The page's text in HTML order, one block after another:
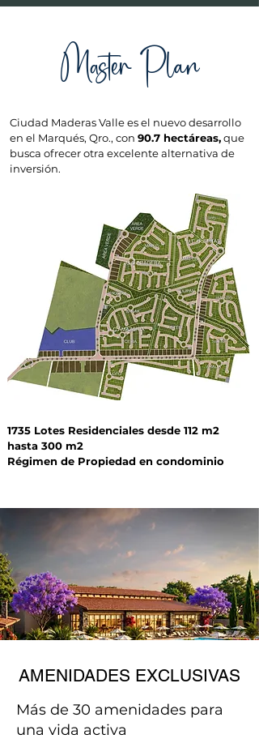
Master Plan
Ciudad Maderas Valle es el nuevo desarrollo
en el Marqués, Qro., con 90.7 hectáreas,que
busca ofrecer otra excelente alternativa de
inversión.
1735 Lotes Residenciales desde 112 m2
hasta 300 m2
Régimen de Propiedad en condominio
AMENIDADES EXCLUSIVAS
Más de 30 amenidades para
una vida activa